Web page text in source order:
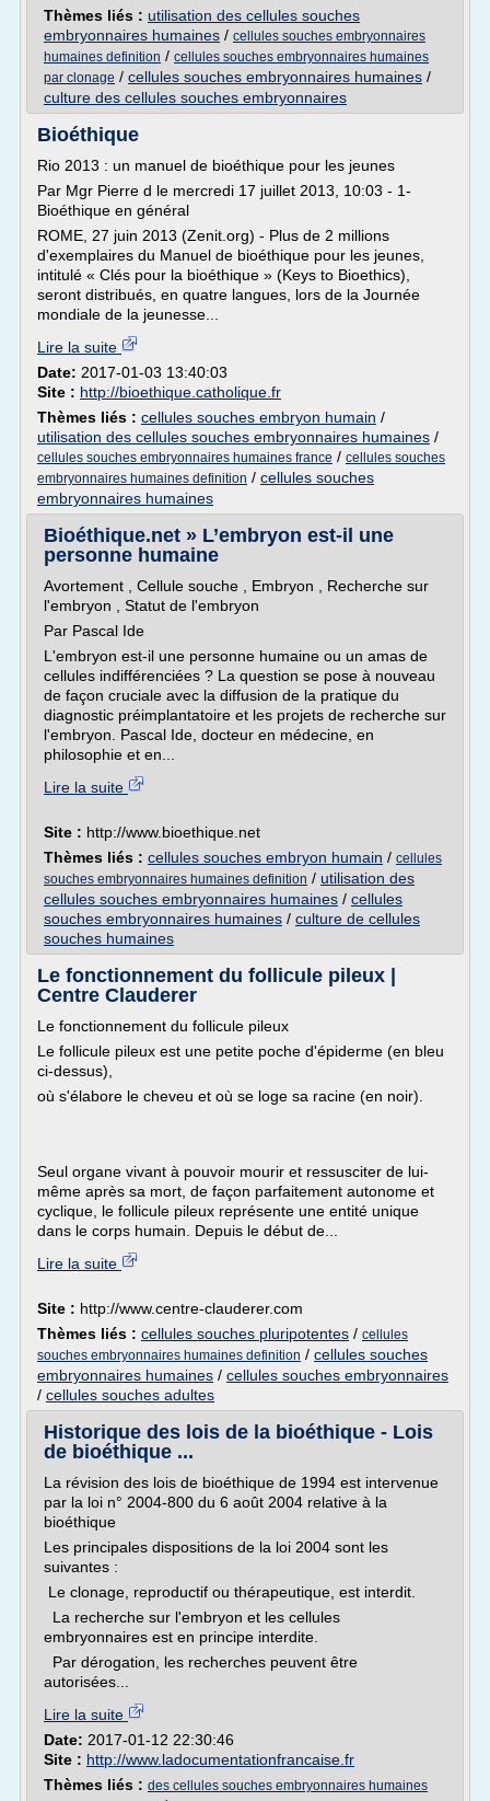
Thèmes liés : utilisation des cellules souches
embryonnaires humaines / cellules souches embryonnaires
humaines definition / cellules souches embryonnaires humaines
par clonage / cellules souches embryonnaires humaines /
culture des cellules souches embryonnaires
Bioéthique
Rio 2013 : un manuel de bioéthique pour les jeunes
Par Mgr Pierre d le mercredi 17 juillet 2013, 10:03 - 1-
Bioéthique en général
ROME, 27 juin 2013 (Zenit.org) - Plus de 2 millions
d'exemplaires du Manuel de bioéthique pour les jeunes,
intitulé « Clés pour la bioéthique » (Keys to Bioethics),
seront distribués, en quatre langues, lors de la Journée
mondiale de la jeunesse...
Lire la suite
Date: 2017-01-03 13:40:03
Site : http://bioethique.catholique.fr
Thèmes liés : cellules souches embryon humain /
utilisation des cellules souches embryonnaires humaines /
cellules souches embryonnaires humaines france / cellules souches
embryonnaires humaines definition / cellules souches
embryonnaires humaines
Bioéthique.net » L’embryon est-il une
personne humaine
Avortement , Cellule souche , Embryon , Recherche sur
l'embryon , Statut de l'embryon
Par Pascal Ide
L'embryon est-il une personne humaine ou un amas de
cellules indifférenciées ? La question se pose à nouveau
de façon cruciale avec la diffusion de la pratique du
diagnostic préimplantatoire et les projets de recherche sur
l'embryon. Pascal Ide, docteur en médecine, en
philosophie et en...
Lire la suite
Site : http://www.bioethique.net
Thèmes liés : cellules souches embryon humain / cellules
souches embryonnaires humaines definition / utilisation des
cellules souches embryonnaires humaines / cellules
souches embryonnaires humaines / culture de cellules
souches humaines
Le fonctionnement du follicule pileux |
Centre Clauderer
Le fonctionnement du follicule pileux
Le follicule pileux est une petite poche d'épiderme (en bleu
ci-dessus),
où s'élabore le cheveu et où se loge sa racine (en noir).
Seul organe vivant à pouvoir mourir et ressusciter de lui-
même après sa mort, de façon parfaitement autonome et
cyclique, le follicule pileux représente une entité unique
dans le corps humain. Depuis le début de...
Lire la suite
Site : http://www.centre-clauderer.com
Thèmes liés : cellules souches pluripotentes / cellules
souches embryonnaires humaines definition / cellules souches
embryonnaires humaines / cellules souches embryonnaires
/ cellules souches adultes
Historique des lois de la bioéthique - Lois
de bioéthique ...
La révision des lois de bioéthique de 1994 est intervenue
par la loi n° 2004-800 du 6 août 2004 relative à la
bioéthique
Les principales dispositions de la loi 2004 sont les
suivantes :
Le clonage, reproductif ou thérapeutique, est interdit.
La recherche sur l'embryon et les cellules
embryonnaires est en principe interdite.
Par dérogation, les recherches peuvent être
autorisées...
Lire la suite
Date: 2017-01-12 22:30:46
Site : http://www.ladocumentationfrancaise.fr
Thèmes liés : des cellules souches embryonnaires humaines